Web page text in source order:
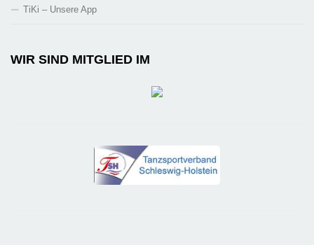
TiKi – Unsere App
WIR SIND MITGLIED IM